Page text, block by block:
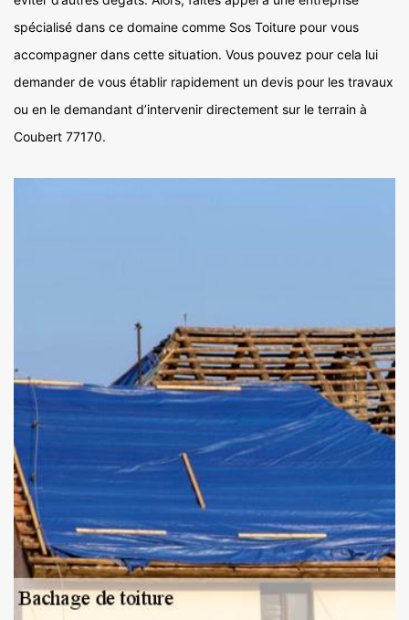
spécialisé dans ce domaine comme Sos Toiture pour vous
accompagner dans cette situation. Vous pouvez pour cela lui
demander de vous établir rapidement un devis pour les travaux
ou en le demandant d’intervenir directement sur le terrain à
Coubert 77170.